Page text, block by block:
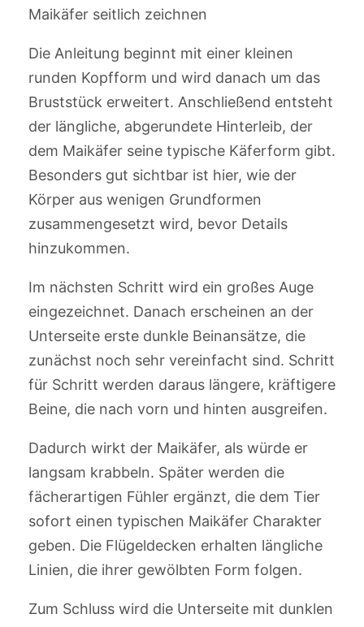
Maikäfer seitlich zeichnen
Die Anleitung beginnt mit einer kleinen
runden Kopfform und wird danach um das
Bruststück erweitert. Anschließend entsteht
der längliche, abgerundete Hinterleib, der
dem Maikäfer seine typische Käferform gibt.
Besonders gut sichtbar ist hier, wie der
Körper aus wenigen Grundformen
zusammengesetzt wird, bevor Details
hinzukommen.
Im nächsten Schritt wird ein großes Auge
eingezeichnet. Danach erscheinen an der
Unterseite erste dunkle Beinansätze, die
zunächst noch sehr vereinfacht sind. Schritt
für Schritt werden daraus längere, kräftigere
Beine, die nach vorn und hinten ausgreifen.
Dadurch wirkt der Maikäfer, als würde er
langsam krabbeln. Später werden die
fächerartigen Fühler ergänzt, die dem Tier
sofort einen typischen Maikäfer Charakter
geben. Die Flügeldecken erhalten längliche
Linien, die ihrer gewölbten Form folgen.
Zum Schluss wird die Unterseite mit dunklen